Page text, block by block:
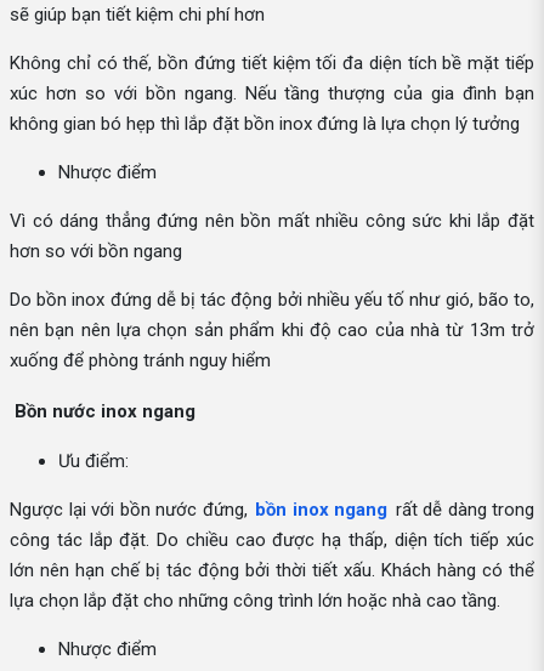
sẽ giúp bạn tiết kiệm chi phí hơn
Không chỉ có thế, bồn đứng tiết kiệm tối đa diện tích bề mặt tiếp
xúc hơn so với bồn ngang. Nếu tầng thượng của gia đình bạn
không gian bó hẹp thì lắp đặt bồn inox đứng là lựa chọn lý tưởng
Nhược điểm
Vì có dáng thẳng đứng nên bồn mất nhiều công sức khi lắp đặt
hơn so với bồn ngang
Do bồn inox đứng dễ bị tác động bởi nhiều yếu tố như gió, bão to,
nên bạn nên lựa chọn sản phẩm khi độ cao của nhà từ 13m trở
xuống để phòng tránh nguy hiểm
Bồn nước inox ngang
Ưu điểm:
Ngược lại với bồn nước đứng, bồn inox ngang rất dễ dàng trong
công tác lắp đặt. Do chiều cao được hạ thấp, diện tích tiếp xúc
lớn nên hạn chế bị tác động bởi thời tiết xấu. Khách hàng có thể
lựa chọn lắp đặt cho những công trình lớn hoặc nhà cao tầng.
Nhược điểm